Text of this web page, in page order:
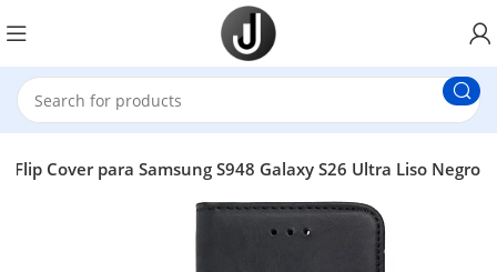
Flip Cover para Samsung S948 Galaxy S26 Ultra Liso Negro